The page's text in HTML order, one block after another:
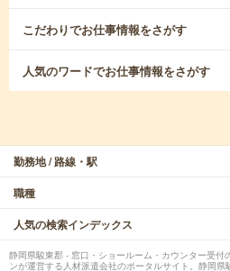
こだわりでお仕事情報をさがす
人気のワードでお仕事情報をさがす
勤務地 / 路線・駅
職種
人気の検索インデックス
静岡県駿東郡 - 窓口・ショールーム・カウンター受付
ンが運営する人材派遣会社のポータルサイト。静岡県